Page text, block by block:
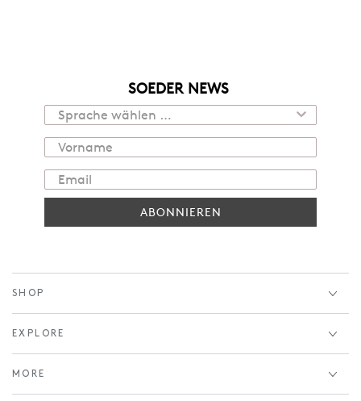
SOEDER NEWS
ABONNIEREN
SHOP
EXPLORE
MORE